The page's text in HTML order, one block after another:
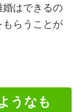
はできるの
らうことが
うなも